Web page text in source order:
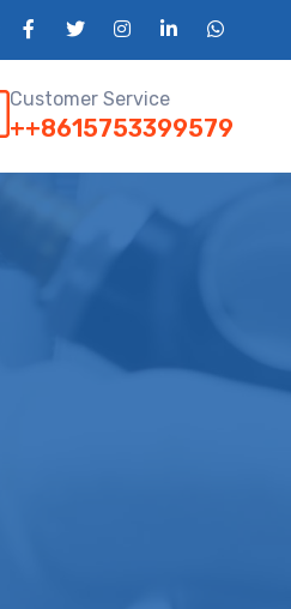
Customer Service
++8615753399579